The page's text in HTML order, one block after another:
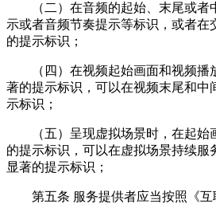
（二）在音频的起始、末尾或者
示或者音频节奏提示等标识，或者在
的提示标识；
（四）在视频起始画面和视频播
著的提示标识，可以在视频末尾和中
示标识；
（五）呈现虚拟场景时，在起始
的提示标识，可以在虚拟场景持续服
显著的提示标识；
第五条 服务提供者应当按照《互